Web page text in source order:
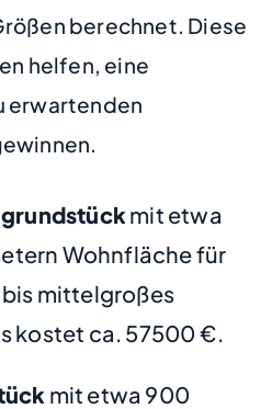
berechnet. Diese
helfen, eine
erwartenden
mit etwa
Wohnfläche für
mittelgroßes
kostet ca. 57500 €.
mit etwa 900